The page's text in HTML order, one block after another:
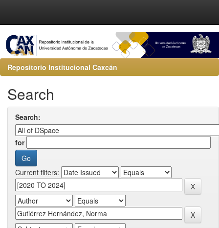
Repositorio Institucional Caxcán
Search
Search:
for
Current filters: